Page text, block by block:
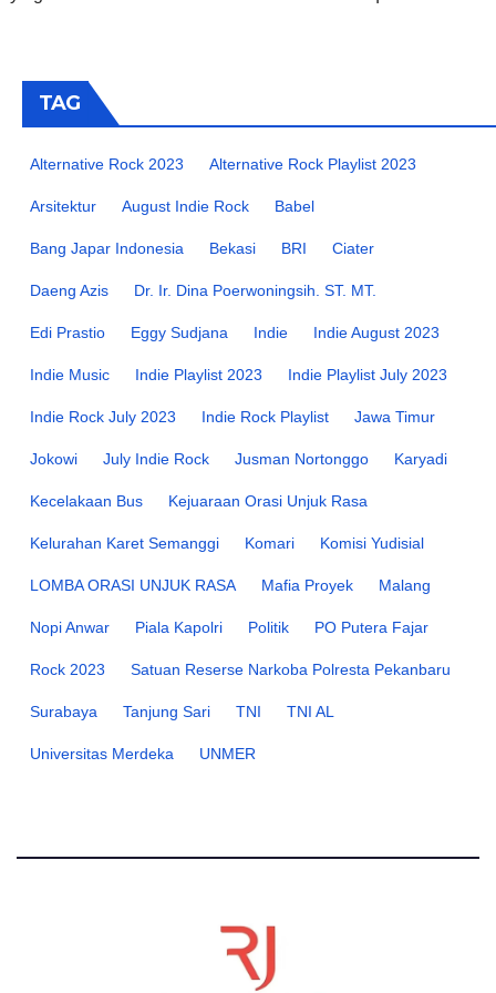
TAG
Alternative Rock 2023 Alternative Rock Playlist 2023
Arsitektur August Indie Rock Babel
Bang Japar Indonesia Bekasi BRI Ciater
Daeng Azis Dr. Ir. Dina Poerwoningsih. ST. MT.
Edi Prastio Eggy Sudjana Indie Indie August 2023
Indie Music Indie Playlist 2023 Indie Playlist July 2023
Indie Rock July 2023 Indie Rock Playlist Jawa Timur
Jokowi July Indie Rock Jusman Nortonggo Karyadi
Kecelakaan Bus Kejuaraan Orasi Unjuk Rasa
Kelurahan Karet Semanggi Komari Komisi Yudisial
LOMBA ORASI UNJUK RASA Mafia Proyek Malang
Nopi Anwar Piala Kapolri Politik PO Putera Fajar
Rock 2023 Satuan Reserse Narkoba Polresta Pekanbaru
Surabaya Tanjung Sari TNI TNI AL
Universitas Merdeka UNMER